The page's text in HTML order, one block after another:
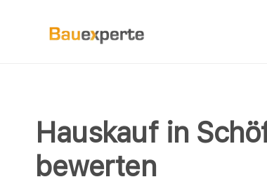
Hauskauf in
bewerten